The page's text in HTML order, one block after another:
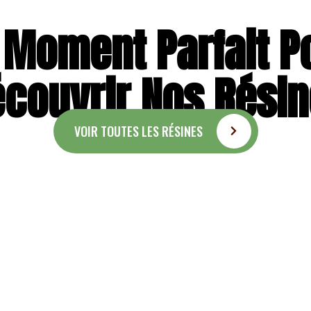
Parfait
Nos
VOIR TOUTES LES RÉSINES